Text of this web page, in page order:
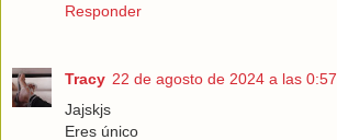
Responder
Tracy 22 de agosto de 2024 a las 0:57
Jajskjs
Eres único